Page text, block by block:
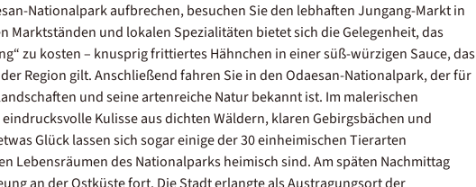
Nationalpark aufbrechen, besuchen Sie den lebhaften Jungang-Markt in
Marktständen und lokalen Spezialitäten bietet sich die Gelegenheit, das
zu kosten – knusprig frittiertes Hähnchen in einer süß-würzigen Sauce, das
Region gilt. Anschließend fahren Sie in den Odaesan-Nationalpark, der für
und seine artenreiche Natur bekannt ist. Im malerischen
Kulisse aus dichten Wäldern, klaren Gebirgsbächen und
Glück lassen sich sogar einige der 30 einheimischen Tierarten
Lebensräumen des Nationalparks heimisch sind. Am späten Nachmittag